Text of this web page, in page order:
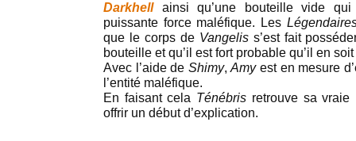
Darkhell
ainsi qu’une bouteille vide
puissante force maléfique. Les
que le corps de Vangeliss’est fait
bouteille et qu’il est fort probable qu’il en
Avec l’aide de Shimy,Amyest en mesure
l’entité maléfique.
En faisant cela Ténébris retrouve sa vraie
offrir un début d’explication.